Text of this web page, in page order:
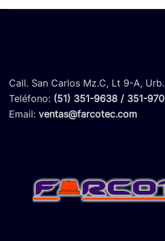
Call. San Carlos Mz.C, Lt 9-A,
Teléfono: (51) 351-9638 / 351-
Email: ventas@farcotec.com